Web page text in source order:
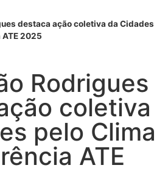
destaca ação coletiva da Cidades
2025
Rodrigues
coletiva
pelo Clima
ATE